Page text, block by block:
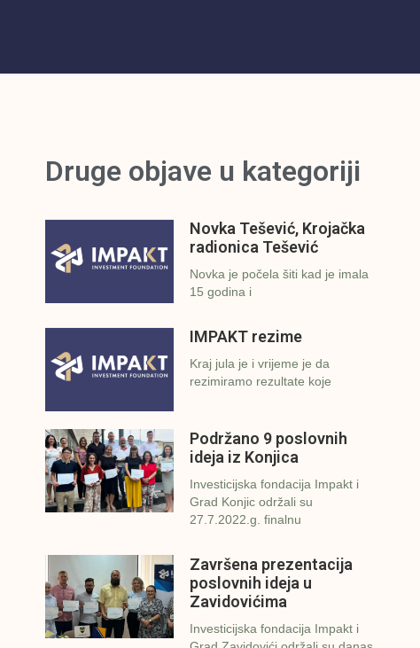
Druge objave u kategoriji
Novka Tešević, Krojačka
radionica Tešević
Novka je počela šiti kad je imala
15 godina i
IMPAKT rezime
Kraj jula je i vrijeme je da
rezimiramo rezultate koje
Podržano 9 poslovnih
ideja iz Konjica
Investicijska fondacija Impakt i
Grad Konjic održali su
27.7.2022.g. finalnu
Završena prezentacija
poslovnih ideja u
Zavidovićima
Investicijska fondacija Impakt i